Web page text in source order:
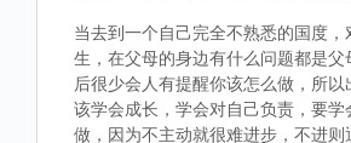
当去到一个自己完全不熟悉的国度
生，在父母的身边有什么问题都是父
后很少会人有提醒你该怎么做，所以
该学会成长，学会对自己负责，要学
做，因为不主动就很难进步，不进则